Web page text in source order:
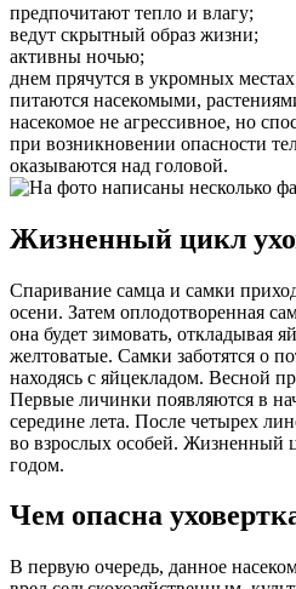
предпочитают тепло и влагу;
ведут скрытный образ жизни;
активны ночью;
днем прячутся в укромных
питаются насекомыми,
насекомое не агрессивное, но
при возникновении опасности
оказываются над головой.
Жизненный цикл
Спаривание самца и самки
осени. Затем оплодотворенная
она будет зимовать, откладывая
желтоватые. Самки заботятся о
находясь с яйцекладом. Весной
Первые личинки появляются в
середине лета. После четырех
во взрослых особей. Жизненный
годом.
Чем опасна
В первую очередь, данное